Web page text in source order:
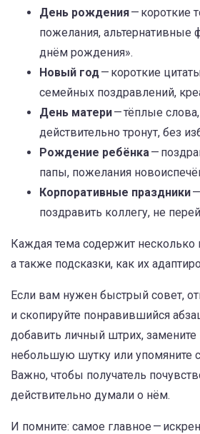
День рождения— короткие
пожелания, альтернативные
днём рождения».
Новый год— короткие
семейных поздравлений,
День матери— тёплые
действительно тронут, без
Рождение ребёнка—
папы, пожелания
Корпоративные праздники
поздравить коллегу, не
Каждая тема содержит несколько
а также подсказки, как их
Если вам нужен быстрый совет,
и скопируйте понравившийся
добавить личный штрих, замените
небольшую шутку или упомяните
Важно, чтобы получатель
действительно думали о нём.
И помните: самое главное —